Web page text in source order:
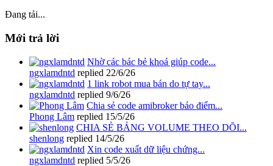
Đang tải...
Mới trả lời
Nhờ các bác bẻ khoá giúp code...
ngxlamdntd replied 22/6/26
1 link robot mua bán do tự tay...
ngxlamdntd replied 9/6/26
Chia sẻ code amibroker báo điểm...
Phong Lâm replied 15/5/26
CHIA SẺ BẢNG VOLUME THEO DÕI...
shenlong replied 14/5/26
Xin code xuất dữ liệu chứng...
ngxlamdntd replied 5/5/26